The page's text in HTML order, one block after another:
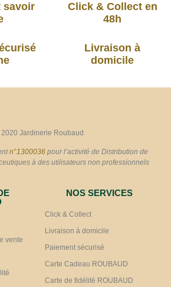
savoir
Click & Collect en
48h
Livraison à
domicile
Jardinerie Roubaud
n°1300036pour l’activité de Distribution de
à des utilisateurs non professionnels
vente
NOS SERVICES
Click & Collect
Livraison à domicile
Paiement sécurisé
Carte Cadeau ROUBAUD
Carte de fidélité ROUBAUD